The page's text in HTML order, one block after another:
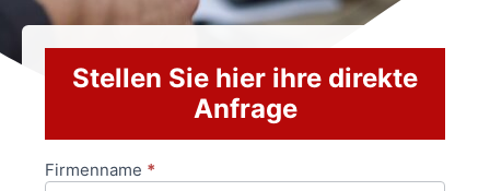
Stellen Sie hier ihre direkte
Anfrage
Anfrageformular
Firmenname *